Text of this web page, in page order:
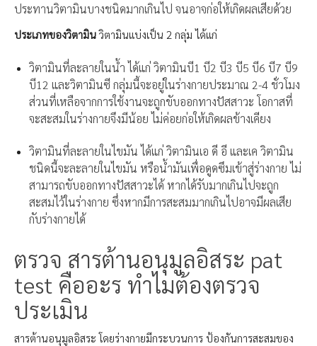
ประทานวิตามินบางชนิดมากเกินไป จนอาจก่อให้เกิดผลเสียด้วย
ประเภทของวิตามินวิตามินแบ่งเป็น 2 กลุ่ม ได้แก่
วิตามินที่ละลายในน้ำ ได้แก่ วิตามินบี1 บี2 บี3 บี5 บี6 บี7 บี9
บี12 และวิตามินซี กลุ่มนี้จะอยู่ในร่างกายประมาณ 2-4 ชั่วโมง
ส่วนที่เหลือจากการใช้งานจะถูกขับออกทางปัสสาวะ โอกาสที่
จะสะสมในร่างกายจึงมีน้อย ไม่ค่อยก่อให้เกิดผลข้างเคียง
วิตามินที่ละลายในไขมัน ได้แก่ วิตามินเอ ดี อี และเค วิตามิน
ชนิดนี้จะละลายในไขมัน หรือน้ำมันเพื่อดูดซึมเข้าสู่ร่างกาย ไม่
สามารถขับออกทางปัสสาวะได้ หากได้รับมากเกินไปจะถูก
สะสมไว้ในร่างกาย ซึ่งหากมีการสะสมมากเกินไปอาจมีผลเสีย
กับร่างกายได้
ตรวจ สารต้านอนุมูลอิสระ pat
test คืออะร ทำไมต้องตรวจ
ประเมิน
สารต้านอนุมูลอิสระ โดยร่างกายมีกระบวนการ ป้องกันการสะสมของ